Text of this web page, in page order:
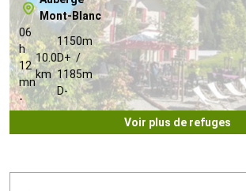
Mont-Blanc
06
h
12
mn
-
10.0
km
1150m
D+ /
1185m
D-
Voir plus de refuges